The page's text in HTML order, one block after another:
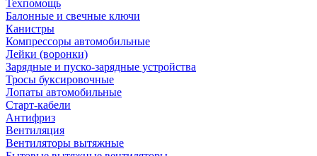
Техпомощь
Балонные и свечные ключи
Канистры
Компрессоры автомобильные
Лейки (воронки)
Зарядные и пуско-зарядные устройства
Тросы буксировочные
Лопаты автомобильные
Старт-кабели
Антифриз
Вентиляция
Вентиляторы вытяжные